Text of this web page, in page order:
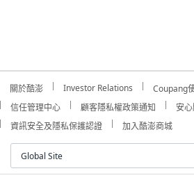
關於酷澎 Investor Relations Coupang
信任管理中心
顧客隱私權政策通知 安
資訊安全及隱私保護認證
加入酷澎商城
Global Site